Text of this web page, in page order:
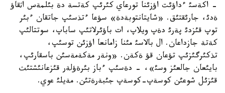
- اكةسئ ءداؤئت اؤزئنا تورعاي كئرئپ كةتسة دة بئلمةس اثقاؤ
ةدئ، جارئقتئق. «شايتانتوبةدة» سؤعا ءتذسئپ جاتقان ءبئر
توپ قئزدئ پةرئ دةپ ويلاپ، ات باؤئرلاتئپ ساباپ، سوتتالئپ
كةتة جازداعان. ال بالاسئ مئنا زامانعا اؤزئن توسئپ،
تذكئرگئزئپ تؤعان قؤ ةكةن. «ونةر مةكةمةسئن باسقارئپ،
بايئعان جالعئز وسئ»، - دةسئپ ءباز بئرةؤلةر قئزعانئشتئث
قئزئل شوعئن كوسةپ-كوسةپ جئبةرةتئن. مةيلئ عوي.